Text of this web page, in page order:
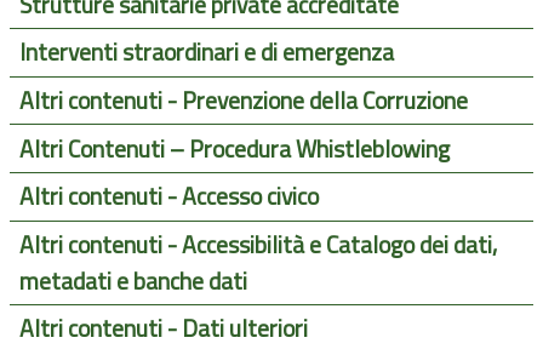
Interventi straordinari e di emergenza
Altri contenuti - Prevenzione della Corruzione
Altri Contenuti – Procedura Whistleblowing
Altri contenuti - Accesso civico
Altri contenuti - Accessibilità e Catalogo dei dati,
metadati e banche dati
Altri contenuti - Dati ulteriori